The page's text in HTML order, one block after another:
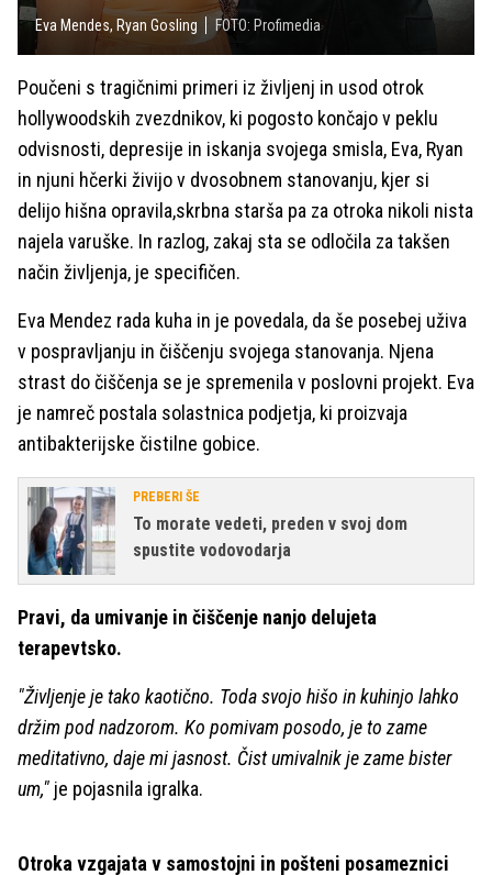
Eva Mendes, Ryan Gosling FOTO: Profimedia
Poučeni s tragičnimi primeri iz življenj in usod otrok
hollywoodskih zvezdnikov, ki pogosto končajo v peklu
odvisnosti, depresije in iskanja svojega smisla, Eva, Ryan
in njuni hčerki živijo v dvosobnem stanovanju, kjer si
delijo hišna opravila,skrbna starša pa za otroka nikoli nista
najela varuške. In razlog, zakaj sta se odločila za takšen
način življenja, je specifičen.
Eva Mendez rada kuha in je povedala, da še posebej uživa
v pospravljanju in čiščenju svojega stanovanja. Njena
strast do čiščenja se je spremenila v poslovni projekt. Eva
je namreč postala solastnica podjetja, ki proizvaja
antibakterijske čistilne gobice.
PREBERI ŠE
To morate vedeti, preden v svoj dom
spustite vodovodarja
Pravi, da umivanje in čiščenje nanjo delujeta
terapevtsko.
"Življenje je tako kaotično. Toda svojo hišo in kuhinjo lahko
držim pod nadzorom. Ko pomivam posodo, je to zame
meditativno, daje mi jasnost. Čist umivalnik je zame bister
um," je pojasnila igralka.
Otroka vzgajata v samostojni in pošteni posameznici